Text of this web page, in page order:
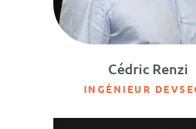
Cédric Renzi
INGÉNIEUR